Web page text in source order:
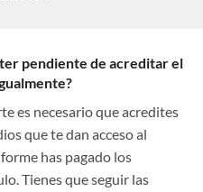
pendiente de acreditar el
es necesario que acredites
que te dan acceso al
has pagado los
Tienes que seguir las